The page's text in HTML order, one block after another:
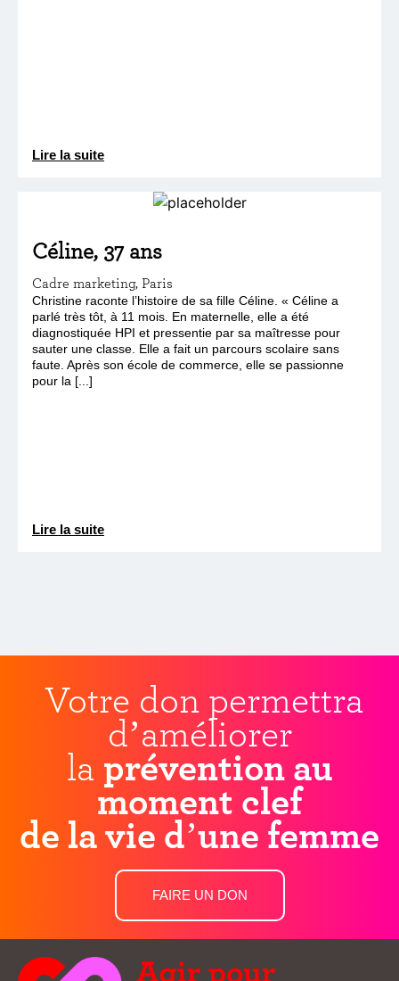
Lire la suite
Céline, 37 ans
Cadre marketing, Paris
Christine raconte l’histoire de sa fille Céline. « Céline a
parlé très tôt, à 11 mois. En maternelle, elle a été
diagnostiquée HPI et pressentie par sa maîtresse pour
sauter une classe. Elle a fait un parcours scolaire sans
faute. Après son école de commerce, elle se passionne
pour la [...]
Lire la suite
Votre don permettra
d’améliorer
la prévention au
moment clef
de la vie d’une femme
FAIRE UN DON